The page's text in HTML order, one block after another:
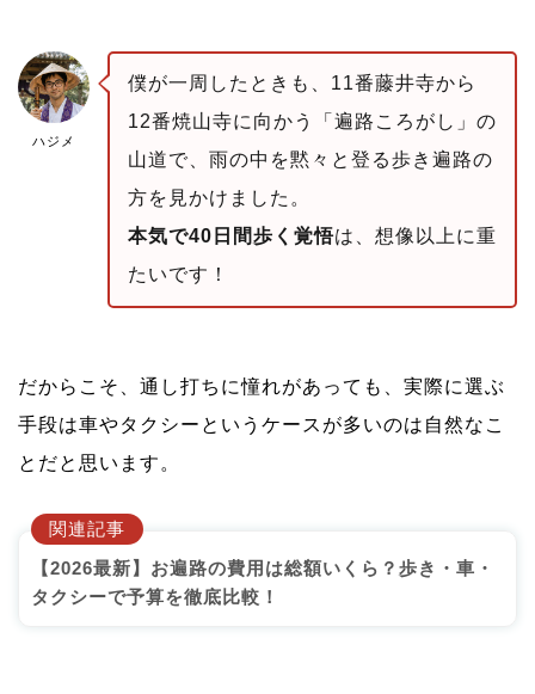
ハジメ
僕が一周したときも、11番藤井寺から
12番焼山寺に向かう「遍路ころがし」の
山道で、雨の中を黙々と登る歩き遍路の
方を見かけました。
本気で40日間歩く覚悟は、想像以上に重
たいです！
だからこそ、通し打ちに憧れがあっても、実際に選ぶ
手段は車やタクシーというケースが多いのは自然なこ
とだと思います。
関連記事
【2026最新】お遍路の費用は総額いくら？歩き・車・
タクシーで予算を徹底比較！